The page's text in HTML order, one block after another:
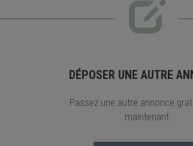
DÉPOSER UNE AUTRE
Passez une autre annonce
maintenant